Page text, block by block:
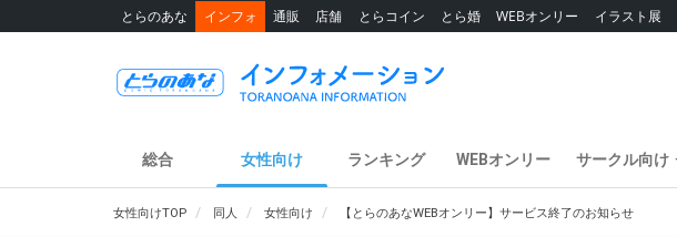
とらのあな インフォ 通販 店舗 とらコイン とら婚 WEBオンリー イラスト展
総合 女性向け ランキング WEBオンリー サークル向け
女性向けTOP 同人 女性向け 【とらのあなWEBオンリー】サービス終了のお知らせ